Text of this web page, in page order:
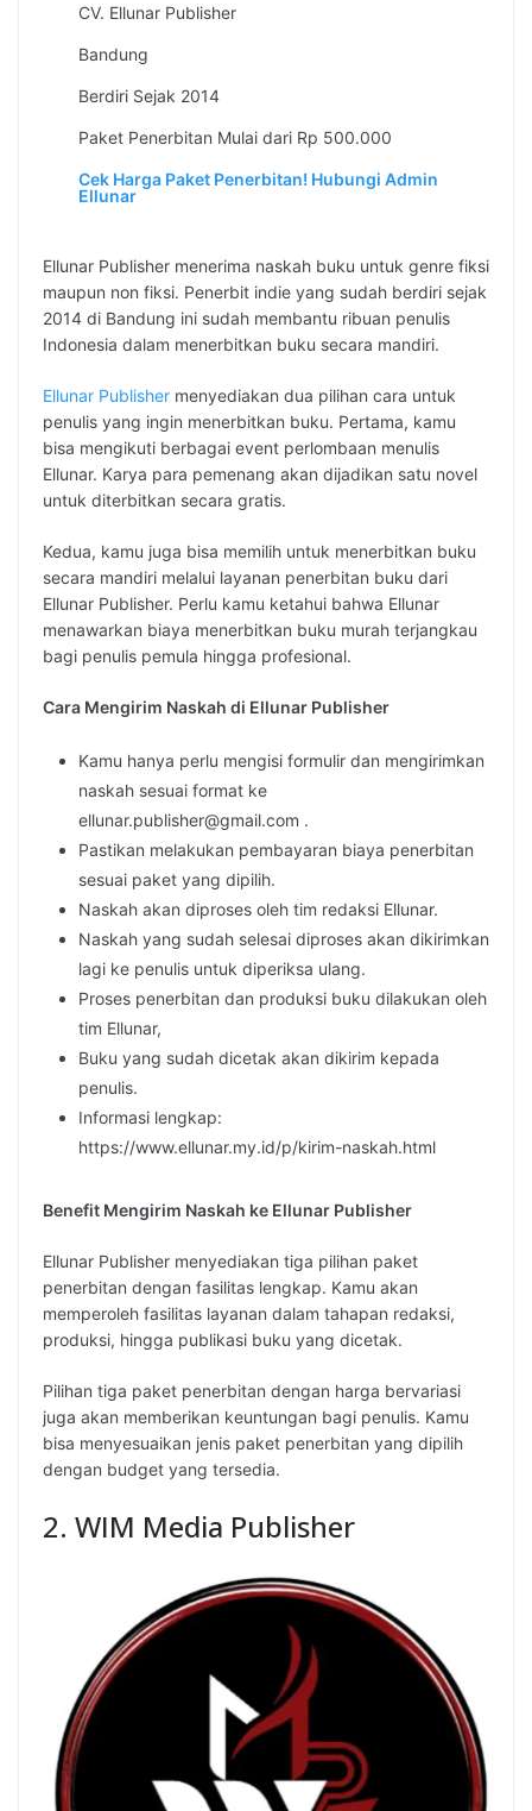
CV. Ellunar Publisher
Bandung
Berdiri Sejak 2014
Paket Penerbitan Mulai dari Rp 500.000
Cek Harga Paket Penerbitan! Hubungi Admin
Ellunar
Ellunar Publisher menerima naskah buku untuk genre fiksi
maupun non fiksi. Penerbit indie yang sudah berdiri sejak
2014 di Bandung ini sudah membantu ribuan penulis
Indonesia dalam menerbitkan buku secara mandiri.
Ellunar Publisher menyediakan dua pilihan cara untuk
penulis yang ingin menerbitkan buku. Pertama, kamu
bisa mengikuti berbagai event perlombaan menulis
Ellunar. Karya para pemenang akan dijadikan satu novel
untuk diterbitkan secara gratis.
Kedua, kamu juga bisa memilih untuk menerbitkan buku
secara mandiri melalui layanan penerbitan buku dari
Ellunar Publisher. Perlu kamu ketahui bahwa Ellunar
menawarkan biaya menerbitkan buku murah terjangkau
bagi penulis pemula hingga profesional.
Cara Mengirim Naskah di Ellunar Publisher
Kamu hanya perlu mengisi formulir dan mengirimkan
naskah sesuai format ke
ellunar.publisher@gmail.com .
Pastikan melakukan pembayaran biaya penerbitan
sesuai paket yang dipilih.
Naskah akan diproses oleh tim redaksi Ellunar.
Naskah yang sudah selesai diproses akan dikirimkan
lagi ke penulis untuk diperiksa ulang.
Proses penerbitan dan produksi buku dilakukan oleh
tim Ellunar,
Buku yang sudah dicetak akan dikirim kepada
penulis.
Informasi lengkap:
https://www.ellunar.my.id/p/kirim-naskah.html
Benefit Mengirim Naskah ke Ellunar Publisher
Ellunar Publisher menyediakan tiga pilihan paket
penerbitan dengan fasilitas lengkap. Kamu akan
memperoleh fasilitas layanan dalam tahapan redaksi,
produksi, hingga publikasi buku yang dicetak.
Pilihan tiga paket penerbitan dengan harga bervariasi
juga akan memberikan keuntungan bagi penulis. Kamu
bisa menyesuaikan jenis paket penerbitan yang dipilih
dengan budget yang tersedia.
2. WIM Media Publisher